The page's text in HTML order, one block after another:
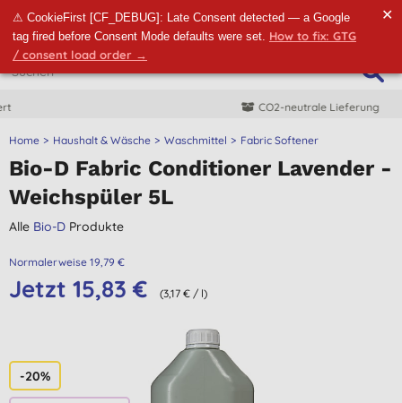
⚠ CookieFirst [CF_DEBUG]: Late Consent detected — a Google
tag fired before Consent Mode defaults were set. How to fix: GTG
/ consent load order →
✕
CO2-neutrale Lieferung
Home Haushalt & Wäsche Waschmittel Fabric Softener
Bio-D Fabric Conditioner Lavender -
Weichspüler 5L
Alle Bio-D Produkte
Normalerweise 19,79 €
Jetzt 15,83 € (3,17 € / l)
-20%